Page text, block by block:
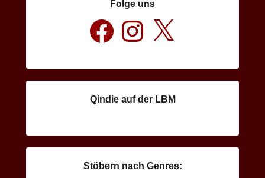
Folge uns
Facebook Instagram
Qindie auf der LBM
Stöbern nach Genres: